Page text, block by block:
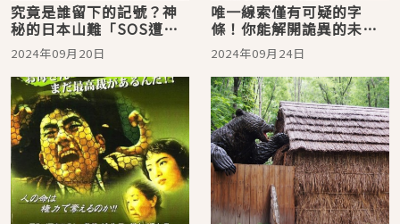
究竟是誰留下的記號？神
秘的日本山難「SOS遭難
事件」
2024年09月20日
唯一線索僅有可疑的字
條！你能解開詭異的未解
懸案「長岡京採蕨殺人事
件」嗎？
2024年09月24日